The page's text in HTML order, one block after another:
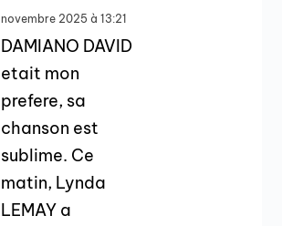
novembre 2025 à 13:21
DAMIANO DAVID
etait mon
prefere, sa
chanson est
sublime. Ce
matin, Lynda
LEMAY a